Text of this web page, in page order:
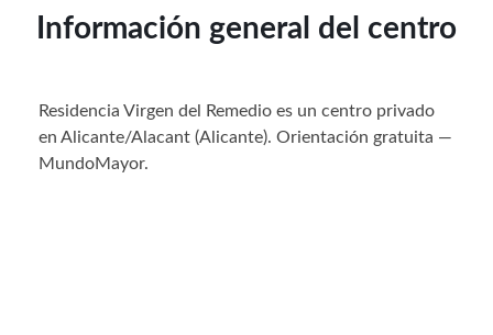
Información general del centro
Residencia Virgen del Remedio es un centro privado
en Alicante/Alacant (Alicante). Orientación gratuita —
MundoMayor.